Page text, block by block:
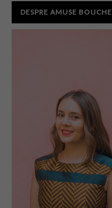
DESPRE AMUSE BOUCHE